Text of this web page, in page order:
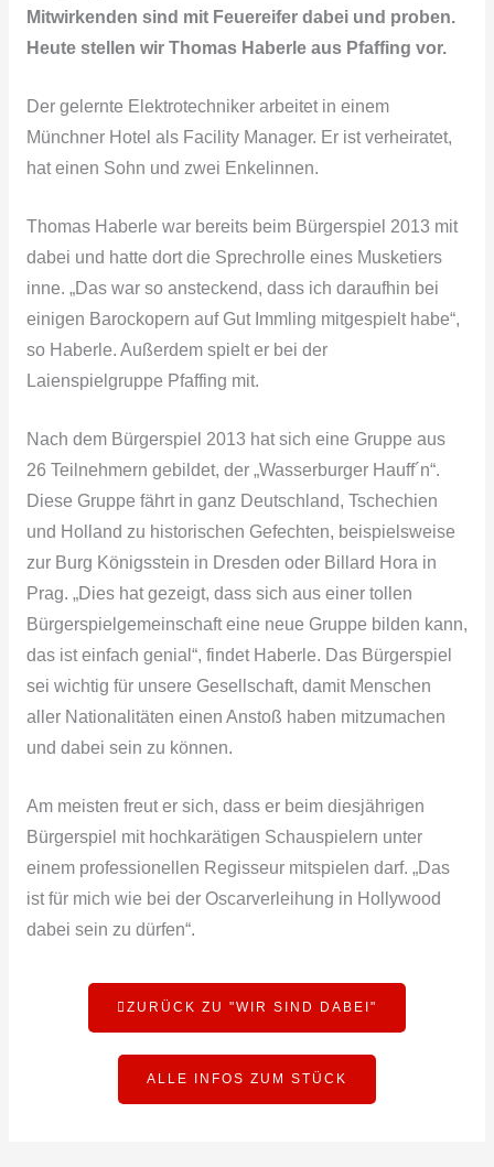
Mitwirkenden sind mit Feuereifer dabei und proben.
Heute stellen wir Thomas Haberle aus Pfaffing vor.
Der gelernte Elektrotechniker arbeitet in einem
Münchner Hotel als Facility Manager. Er ist verheiratet,
hat einen Sohn und zwei Enkelinnen.
Thomas Haberle war bereits beim Bürgerspiel 2013 mit
dabei und hatte dort die Sprechrolle eines Musketiers
inne. „Das war so ansteckend, dass ich daraufhin bei
einigen Barockopern auf Gut Immling mitgespielt habe“,
so Haberle. Außerdem spielt er bei der
Laienspielgruppe Pfaffing mit.
Nach dem Bürgerspiel 2013 hat sich eine Gruppe aus
26 Teilnehmern gebildet, der „Wasserburger Hauff´n“.
Diese Gruppe fährt in ganz Deutschland, Tschechien
und Holland zu historischen Gefechten, beispielsweise
zur Burg Königsstein in Dresden oder Billard Hora in
Prag. „Dies hat gezeigt, dass sich aus einer tollen
Bürgerspielgemeinschaft eine neue Gruppe bilden kann,
das ist einfach genial“, findet Haberle. Das Bürgerspiel
sei wichtig für unsere Gesellschaft, damit Menschen
aller Nationalitäten einen Anstoß haben mitzumachen
und dabei sein zu können.
Am meisten freut er sich, dass er beim diesjährigen
Bürgerspiel mit hochkarätigen Schauspielern unter
einem professionellen Regisseur mitspielen darf. „Das
ist für mich wie bei der Oscarverleihung in Hollywood
dabei sein zu dürfen“.
ZURÜCK ZU "WIR SIND DABEI"
ALLE INFOS ZUM STÜCK